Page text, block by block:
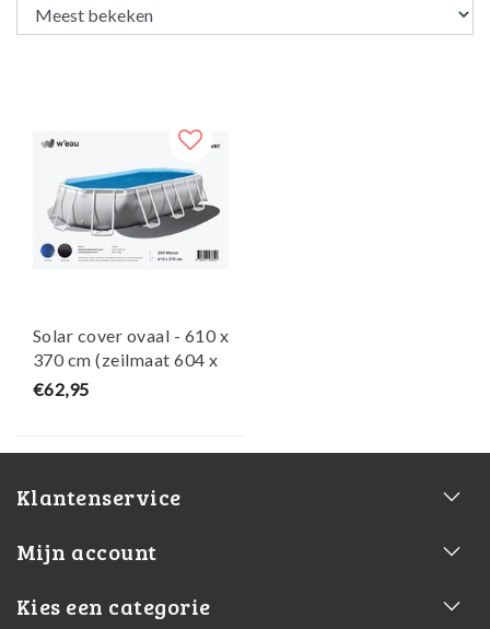
Solar cover ovaal - 610 x
370 cm (zeilmaat 604 x
364) - Zwart/Blauw -
€62,95
Klantenservice
Mijn account
Kies een categorie